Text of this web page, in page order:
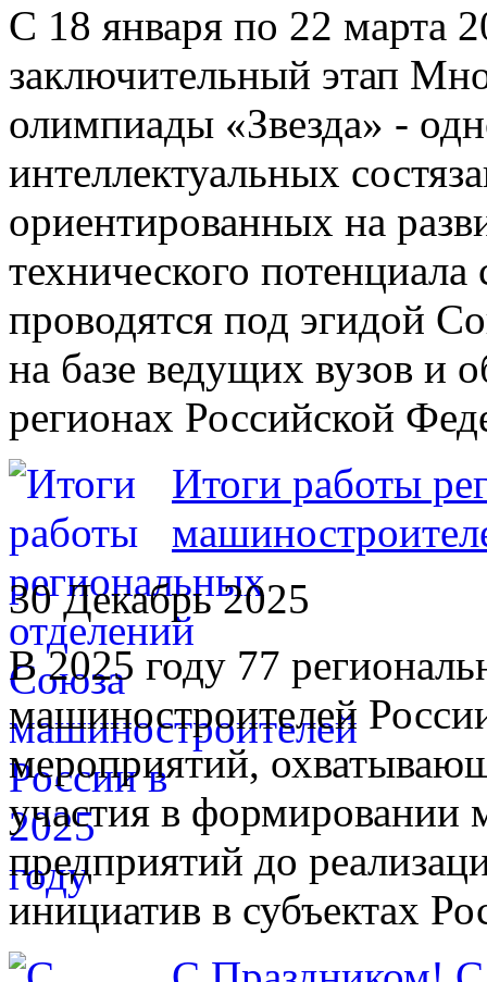
С 18 января по 22 марта
заключительный этап
олимпиады «Звезда» -
интеллектуальных
ориентированных на
технического
проводятся под эгидой
на базе ведущих вузов и
регионах Российской
Итоги работы
30 Декабрь 2025
В 2025 году 77
машиностроителей
мероприятий,
участия в
предприятий до
инициатив в субъектах